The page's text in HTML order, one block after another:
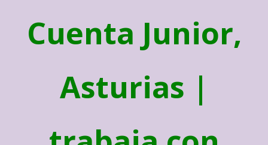
Cuenta Junior,
Asturias |